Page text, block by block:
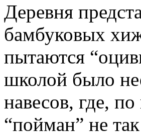
Деревня
бамбуковых
пытаются
школой было
навесов, где,
“пойман” не